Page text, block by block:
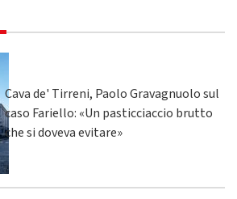
Cava de' Tirreni, Paolo Gravagnuolo sul
caso Fariello: «Un pasticciaccio brutto
che si doveva evitare»